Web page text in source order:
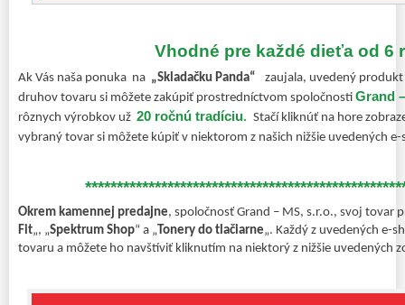
Vhodné pre každé dieťa od 6
Ak Vás naša ponuka na „Skladačku Panda“
zaujala, uvedený
druhov tovaru si môžete zakúpiť prostredníctvom spoločnosti Grand
rôznych výrobkov už 20 ročnú tradíciu. Stačí kliknúť na hore
vybraný tovar si môžete kúpiť v niektorom z našich nižšie uvedených e-
Okrem kamennej predajne, spoločnosť Grand – MS, s.r.o., svoj tovar
Fit„, „Spektrum Shop“ a „Tonery do tlačiarne„. Každý z uvedených e-
tovaru a môžete ho navštíviť kliknutím na niektorý z nižšie uvedených